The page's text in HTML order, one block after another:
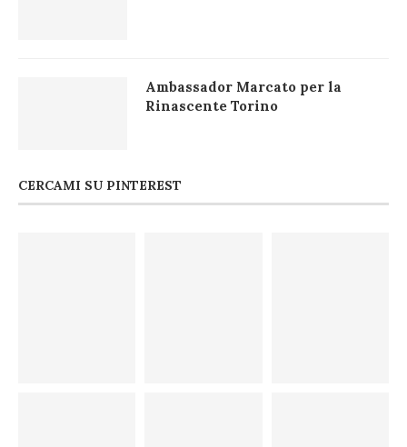
Ambassador Marcato per la
Rinascente Torino
CERCAMI SU PINTEREST